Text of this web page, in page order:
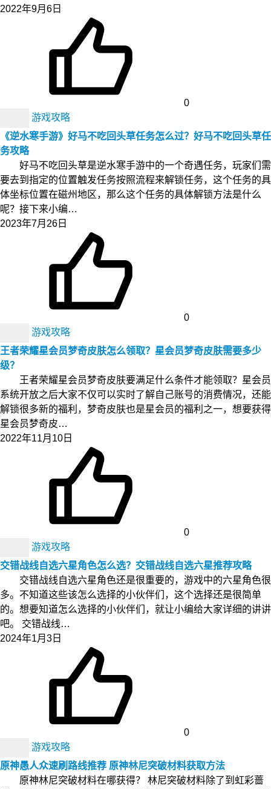
2022年9月6日
0
游戏攻略
《逆水寒手游》好马不吃回头草任务怎么过？好马不吃回头草任
务攻略
好马不吃回头草是逆水寒手游中的一个奇遇任务，玩家们需
要去到指定的位置触发任务按照流程来解锁任务，这个任务的具
体坐标位置在磁州地区，那么这个任务的具体解锁方法是什么
呢？接下来小编…
2023年7月26日
0
游戏攻略
王者荣耀星会员梦奇皮肤怎么领取？星会员梦奇皮肤需要多少
级？
王者荣耀星会员梦奇皮肤要满足什么条件才能领取？星会员
系统开放之后大家不仅可以实时了解自己账号的消费情况，还能
解锁很多新的福利，梦奇皮肤也是星会员的福利之一，想要获得
星会员梦奇皮…
2022年11月10日
0
游戏攻略
交错战线自选六星角色怎么选？交错战线自选六星推荐攻略
交错战线自选六星角色还是很重要的，游戏中的六星角色很
多。不知道这些该怎么选择的小伙伴们，这个选择还是很简单
的。想要知道怎么选择的小伙伴们，就让小编给大家详细的讲讲
吧。 交错战线…
2024年1月3日
0
游戏攻略
原神愚人众速刷路线推荐 原神林尼突破材料获取方法
原神林尼突破材料在哪获得？ 林尼突破材料除了到虹彩蔷